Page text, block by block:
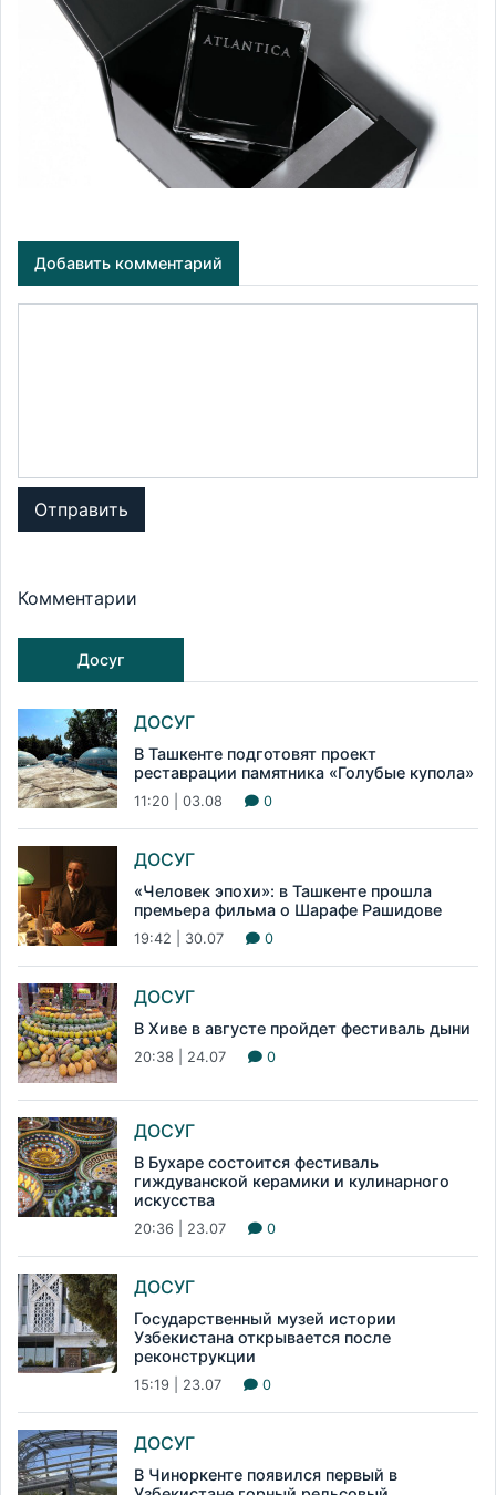
Добавить комментарий
Отправить
Комментарии
Досуг
ДОСУГ
В Ташкенте подготовят проект
реставрации памятника «Голубые купола»
11:20 | 03.08 0
ДОСУГ
«Человек эпохи»: в Ташкенте прошла
премьера фильма о Шарафе Рашидове
19:42 | 30.07 0
ДОСУГ
В Хиве в августе пройдет фестиваль дыни
20:38 | 24.07 0
ДОСУГ
В Бухаре состоится фестиваль
гиждуванской керамики и кулинарного
искусства
20:36 | 23.07 0
ДОСУГ
Государственный музей истории
Узбекистана открывается после
реконструкции
15:19 | 23.07 0
ДОСУГ
В Чиноркенте появился первый в